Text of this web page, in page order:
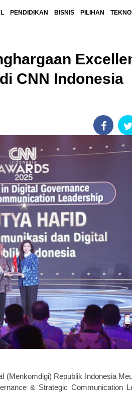
PENDIDIKAN BISNIS PILIHAN
CNN Indonesia
(Menkomdigi) Republik Indonesia
& Strategic Communication